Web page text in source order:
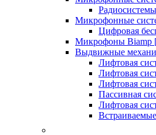
Микрофонные
Цифровая
Микрофоны Biamp
Выдвижные
Лифтовая
Лифтовая
Лифтовая
Пассивная
Лифтовая